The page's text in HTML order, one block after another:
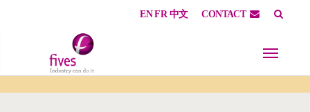
EN FR 中文 CONTACT